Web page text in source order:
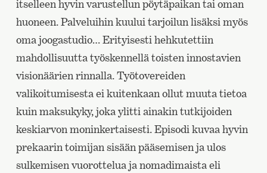
itselleen hyvin varustellun pöytäpaikan tai oman
huoneen. Palveluihin kuului tarjoilun lisäksi myös
oma joogastudio… Erityisesti hehkutettiin
mahdollisuutta työskennellä toisten innostavien
visionäärien rinnalla. Työtovereiden
valikoitumisesta ei kuitenkaan ollut muuta tietoa
kuin maksukyky, joka ylitti ainakin tutkijoiden
keskiarvon moninkertaisesti. Episodi kuvaa hyvin
prekaarin toimijan sisään pääsemisen ja ulos
sulkemisen vuorottelua ja nomadimaista eli